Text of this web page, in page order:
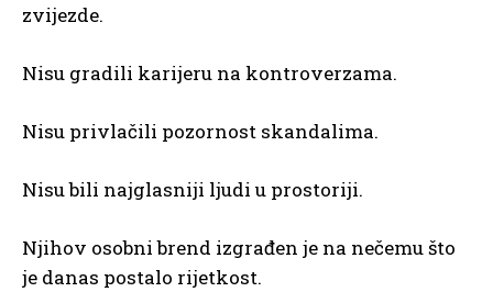
zvijezde.
Nisu gradili karijeru na kontroverzama.
Nisu privlačili pozornost skandalima.
Nisu bili najglasniji ljudi u prostoriji.
Njihov osobni brend izgrađen je na nečemu što
je danas postalo rijetkost.